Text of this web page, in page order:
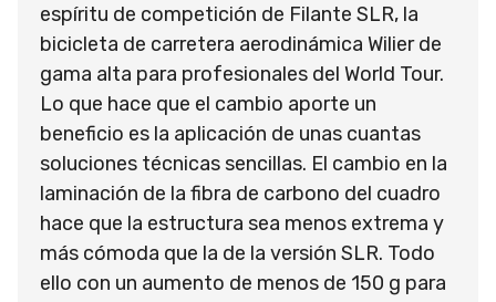
espíritu de competición de Filante SLR, la
bicicleta de carretera aerodinámica Wilier de
gama alta para profesionales del World Tour.
Lo que hace que el cambio aporte un
beneficio es la aplicación de unas cuantas
soluciones técnicas sencillas. El cambio en la
laminación de la fibra de carbono del cuadro
hace que la estructura sea menos extrema y
más cómoda que la de la versión SLR. Todo
ello con un aumento de menos de 150 g para